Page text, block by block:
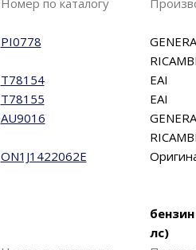
Номер по каталогу
PI0778
T78154
EAI
T78155
EAI
AU9016
ON1J1422062E
лс)